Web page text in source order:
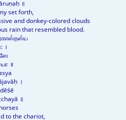
॥
set forth,
and donkey-colored clouds
rain that resembled blood.
।
॥
।
॥
to the chariot,